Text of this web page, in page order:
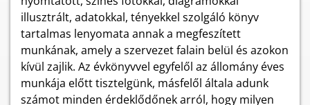
illusztrált, adatokkal, tényekkel szolgáló könyv
tartalmas lenyomata annak a megfeszített
munkának, amely a szervezet falain belül és azokon
kívül zajlik. Az évkönyvvel egyfelől az állomány éves
munkája előtt tisztelgünk, másfelől általa adunk
számot minden érdeklődőnek arról, hogy milyen